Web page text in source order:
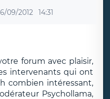
09/2012 14:31
forum avec plaisir,
intervenants qui ont
combien intéressant,
Psychollama,